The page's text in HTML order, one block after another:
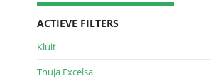
ACTIEVE FILTERS
Kluit
Thuja Excelsa